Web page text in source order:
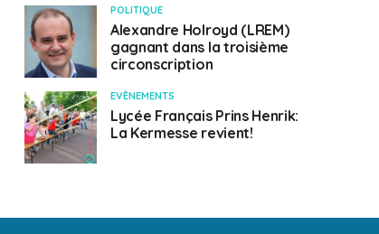
POLITIQUE
Alexandre Holroyd (LREM)
gagnant dans la troisième
circonscription
EVÈNEMENTS
Lycée Français Prins Henrik:
La Kermesse revient!